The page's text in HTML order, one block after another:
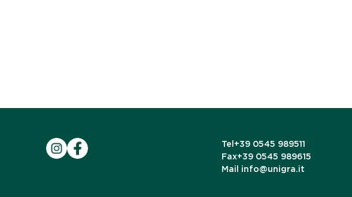
Tel +39 0545 989511
Fax+39 0545 989615
Mail info@unigra.it